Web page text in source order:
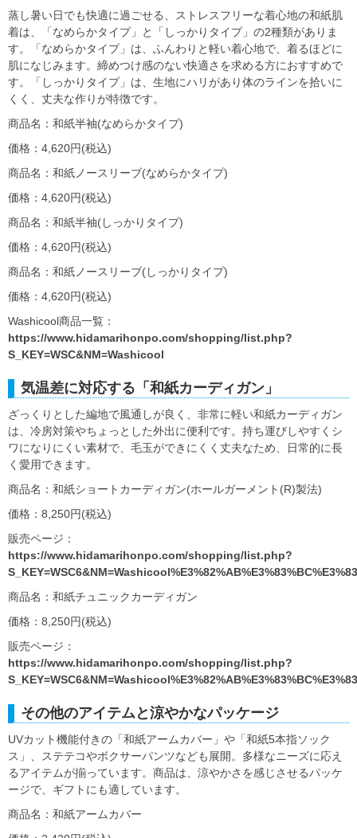
蒸し暑い日でも快適に過ごせる、ストレスフリーな着心地の和紙肌
着は、「なめらかタイプ」と「しっかりタイプ」の2種類がありま
す。「なめらかタイプ」は、ふんわりと軽い着心地で、着るほどに
肌になじみます。締めつけ感のない快適さを求める方におすすめで
す。「しっかりタイプ」は、生地にハリがあり体のラインを拾いに
くく、丈夫な作りが特徴です。
商品名：和紙半袖(なめらかタイプ)
価格：4,620円(税込)
商品名：和紙ノースリーブ(なめらかタイプ)
価格：4,620円(税込)
商品名：和紙半袖(しっかりタイプ)
価格：4,620円(税込)
商品名：和紙ノースリーブ(しっかりタイプ)
価格：4,620円(税込)
Washicool商品一覧：
https://www.hidamarihonpo.com/shopping/list.php?
S_KEY=WSC&NM=Washicool
気温差に対応する「和紙カーディガン」
ざっくりとした編地で風通しが良く、非常に軽い和紙カーディガン
は、冷房対策やちょっとした外出に便利です。持ち運びしやすくシ
ワになりにくい素材で、毛玉ができにくく丈夫なため、日常的に長
く愛用できます。
商品名：和紙ショートカーディガン(ホールガーメント(R)製法)
価格：8,250円(税込)
販売ページ：
https://www.hidamarihonpo.com/shopping/list.php?
商品名：和紙チュニックカーディガン
価格：8,250円(税込)
販売ページ：
https://www.hidamarihonpo.com/shopping/list.php?
その他のアイテムと涼やかなパッケージ
UVカット機能付きの「和紙アームカバー」や「和紙5本指ソック
ス」、ステテコやボクサーパンツなども展開。多様なニーズに応え
るアイテムが揃っています。商品は、涼やかさを感じさせるパッケ
ージで、ギフトにも適しています。
商品名：和紙アームカバー